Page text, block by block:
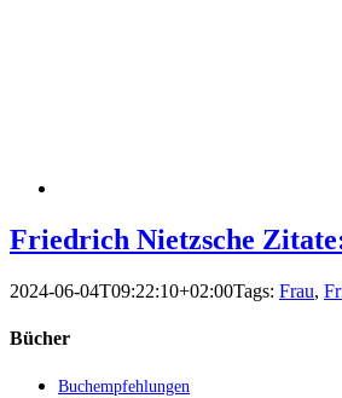
Friedrich Nietzsche
2024-06-04T09:22:10+02:00Tags: Frau,
Bücher
Buchempfehlungen